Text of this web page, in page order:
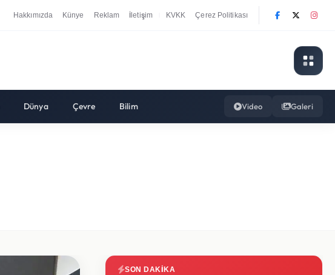
Hakkımızda Künye Reklam İletişim KVKK Çerez Politikası
Dünya Çevre Bilim Video Galeri
SON DAKIKA